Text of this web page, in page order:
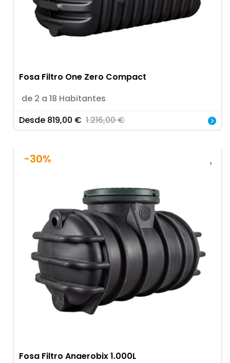
Fosa Filtro One Zero Compact
de 2 a 18 Habitantes
Desde 819,00 € 1.216,00€
-30%
Fosa Filtro Anaerobix 1.000L